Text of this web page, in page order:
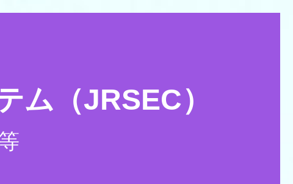
ム（JRSEC）